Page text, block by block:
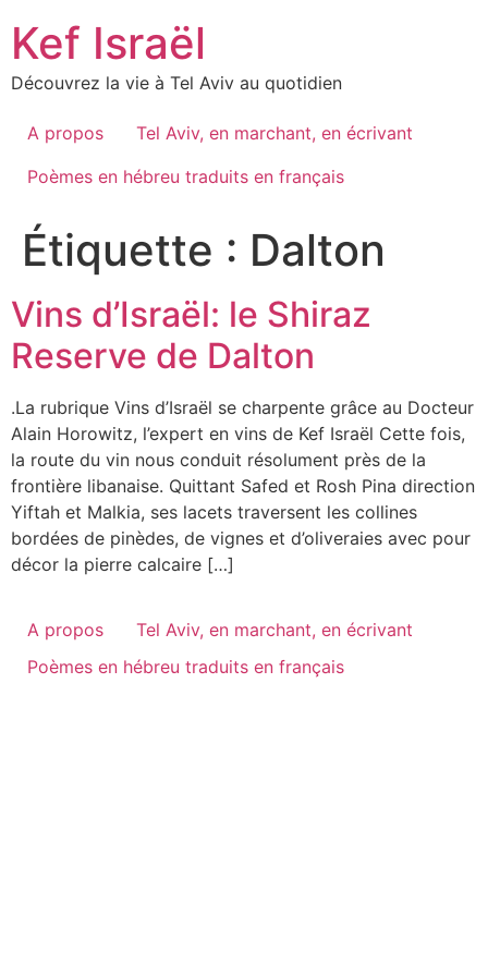
content
Kef Israël
Découvrez la vie à Tel Aviv au quotidien
A propos
Tel Aviv, en marchant, en écrivant
Poèmes en hébreu traduits en français
Étiquette : Dalton
Vins d’Israël: le Shiraz
Reserve de Dalton
.La rubrique Vins d’Israël se charpente grâce au Docteur
Alain Horowitz, l’expert en vins de Kef Israël Cette fois,
la route du vin nous conduit résolument près de la
frontière libanaise. Quittant Safed et Rosh Pina direction
Yiftah et Malkia, ses lacets traversent les collines
bordées de pinèdes, de vignes et d’oliveraies avec pour
décor la pierre calcaire […]
A propos
Tel Aviv, en marchant, en écrivant
Poèmes en hébreu traduits en français